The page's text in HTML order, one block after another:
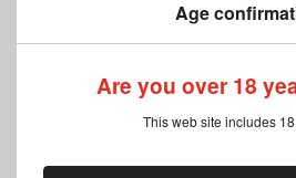
Age
Are you over 18
This web site includes